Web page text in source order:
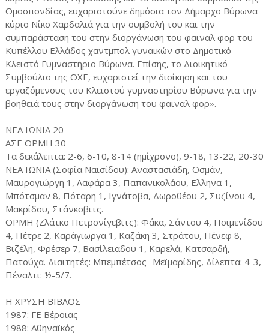
Ομοσπονδίας, ευχαριστούνε δημόσια τον Δήμαρχο Βύρωνα
κύριο Νίκο Χαρδαλιά για την συμβολή του και την
συμπαράσταση του στην διοργάνωση του φαϊναλ φορ του
Κυπέλλου Ελλάδος χαντμπολ γυναικών στο Δημοτικό
Κλειστό Γυμναστήριο Βύρωνα. Επίσης, το Διοικητικό
Συμβούλιο της ΟΧΕ, ευχαριστεί την διοίκηση και του
εργαζόμενους του Κλειστού γυμναστηρίου Βύρωνα για την
βοηθειά τους στην διοργάνωση του φαϊναλ φορ».
ΝΕΑ ΙΩΝΙΑ 20
ΑΣΕ ΟΡΜΗ 30
Τα δεκάλεπτα: 2-6, 6-10, 8-14 (ημίχρονο), 9-18, 13-22, 20-30
ΝΕΑ ΙΩΝΙΑ (Σοφία Ναϊσίδου): Αναστασιάδη, Οσμάν,
Μαυρογιώργη 1, Λαφάρα 3, Παπανικολάου, Ελληνα 1,
Μπότσμαν 8, Πόταρη 1, Ιγνάτοβα, Δωροθέου 2, Συζίνου 4,
Μακρίδου, Στάνκοβιτς.
ΟΡΜΗ (Ζλάτκο Πετρονίγεβιτς): Φάκα, Σάντου 4, Ποιμενίδου
4, Πέτρε 2, Καράγιωργα 1, Καζάκη 3, Στράτου, Πένεφ 8,
Βιζέλη, Φρέσερ 7, Βασίλειαδου 1, Καρελά, Κατσαρδή,
Πατούχα. Διαιτητές: Μπεμπέτσος- Μεϊμαρίδης, Δίλεπτα: 4-3,
Πέναλτι: ½-5/7.
Η ΧΡΥΣΗ ΒΙΒΛΟΣ
1987: ΓΕ Βέροιας
1988: Αθηναϊκός